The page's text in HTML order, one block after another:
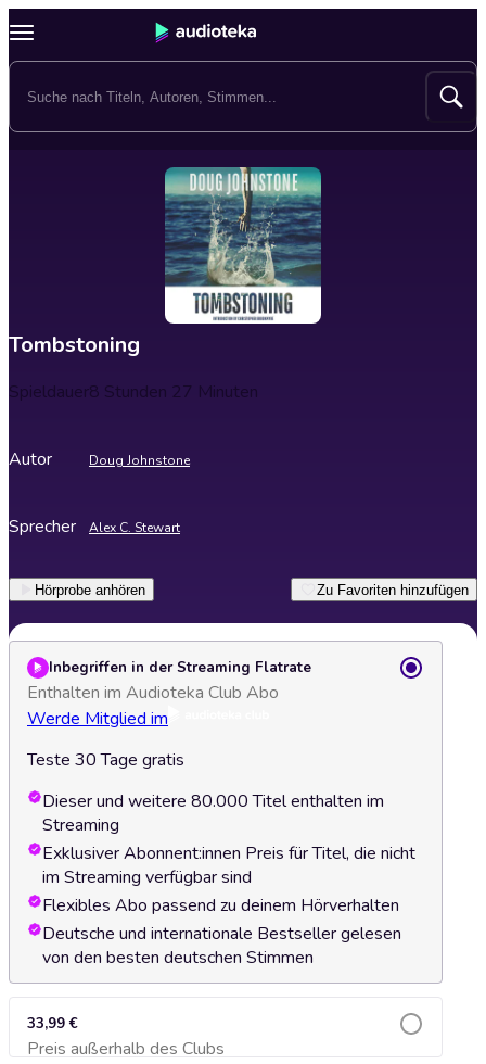
Tombstoning
Spieldauer8 Stunden 27 Minuten
Autor Doug Johnstone
Sprecher Alex C. Stewart
Hörprobe anhören Zu Favoriten hinzufügen
Inbegriffen in der Streaming Flatrate
Enthalten im Audioteka Club Abo
Werde Mitglied im
Teste 30 Tage gratis
Dieser und weitere 80.000 Titel enthalten im
Streaming
Exklusiver Abonnent:innen Preis für Titel, die nicht
im Streaming verfügbar sind
Flexibles Abo passend zu deinem Hörverhalten
Deutsche und internationale Bestseller gelesen
von den besten deutschen Stimmen
33,99 €
Preis außerhalb des ClubsZum Warenkorb hinzufügen